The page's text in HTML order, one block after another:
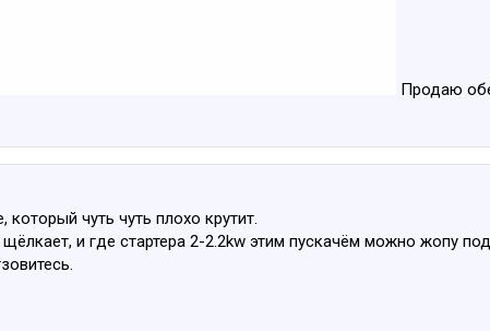
Продаю
чуть чуть плохо крутит.
и где стартера 2-2.2kw этим пускачём можно жопу